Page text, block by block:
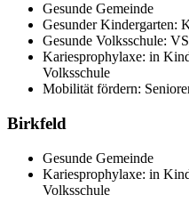
Gesunde Gemeinde
Gesunder Kindergarten:
Gesunde Volksschule:
Kariesprophylaxe: in
Volksschule
Mobilität fördern:
Birkfeld
Gesunde Gemeinde
Kariesprophylaxe: in
Volksschule